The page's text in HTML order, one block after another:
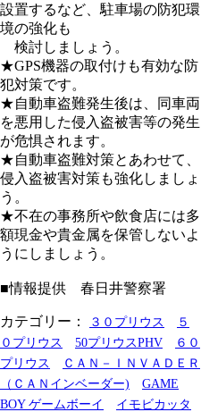
設置するなど、駐車場の防犯環
境の強化も
検討しましょう。
★GPS機器の取付けも有効な防
犯対策です。
★自動車盗難発生後は、同車両
を悪用した侵入盗被害等の発生
が危惧されます。
★自動車盗難対策とあわせて、
侵入盗被害対策も強化しましょ
う。
★不在の事務所や飲食店には多
額現金や貴金属を保管しないよ
うにしましょう。
■情報提供 春日井警察署
カテゴリー： ３０プリウス
５
０プリウス
50プリウスPHV
６０
プリウス
ＣＡＮ－ＩＮＶＡＤＥＲ
（ＣＡＮインベーダー)
GAME
BOY ゲームボーイ
イモビカッタ